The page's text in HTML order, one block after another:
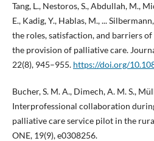
Tang, L., Nestoros, S., Abdullah, M.,
E., Kadig, Y., Hablas, M., ...
the roles, satisfaction, and barriers
the provision of palliative care.
22(8), 945–955. https://doi.org/
Bucher, S. M. A., Dimech, A. M. S.,
Interprofessional collaboration
palliative care service pilot in the
ONE, 19(9), e0308256.